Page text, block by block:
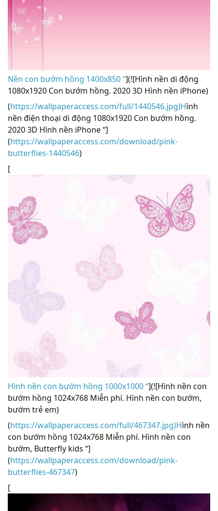
Nền con bướm hồng 1400x850 “](![Hình nền di động
1080x1920 Con bướm hồng. 2020 3D Hình nền iPhone)
(https://wallpaperaccess.com/full/1440546.jpg)Hình
nền điện thoại di động 1080x1920 Con bướm hồng.
2020 3D Hình nền iPhone “]
(https://wallpaperaccess.com/download/pink-
butterflies-1440546)
[
Hình nền con bướm hồng 1000x1000 “](![Hình nền con
bướm hồng 1024x768 Miễn phí. Hình nền con bướm,
bướm trẻ em)
(https://wallpaperaccess.com/full/467347.jpg)Hình nền
con bướm hồng 1024x768 Miễn phí. Hình nền con
bướm, Butterfly kids “]
(https://wallpaperaccess.com/download/pink-
butterflies-467347)
[